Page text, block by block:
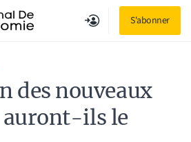
S'abonner
des nouveaux
ils le